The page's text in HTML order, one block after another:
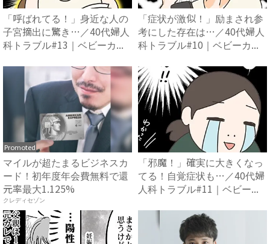
「呼ばれてる！」身近な人の
子宮摘出に驚き…／40代婦人
科トラブル#13｜ベビーカ...
「症状が激似！」励まされ参
考にした存在は…／40代婦人
科トラブル#10｜ベビーカ...
Promoted
マイルが超たまるビジネスカ
ード！初年度年会費無料で還
元率最大1.125%
クレディセゾン
「邪魔！」確実に大きくなっ
てる！自覚症状も…／40代婦
人科トラブル#11｜ベビー...